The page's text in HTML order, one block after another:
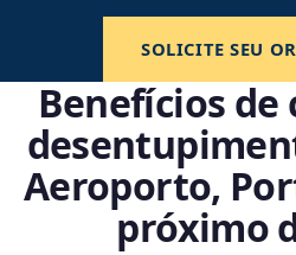
SOLICITE SEU
Benefícios de
Aeroporto,
próximo